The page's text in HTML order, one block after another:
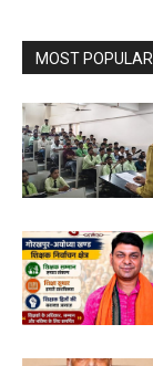
MOST POPULAR